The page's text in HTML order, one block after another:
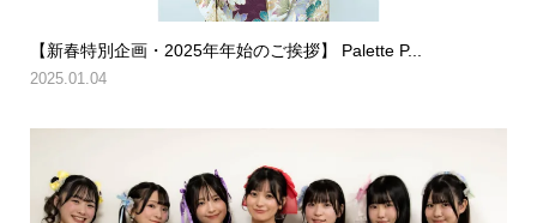
【新春特別企画・2025年年始のご挨拶】 Palette P...
2025.01.04